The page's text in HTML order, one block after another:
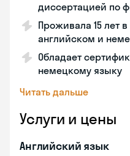
диссертацией по
Проживала 15 лет
английском и
Обладает
немецкому языку
Читать дальше
Услуги и цены
Английский язык